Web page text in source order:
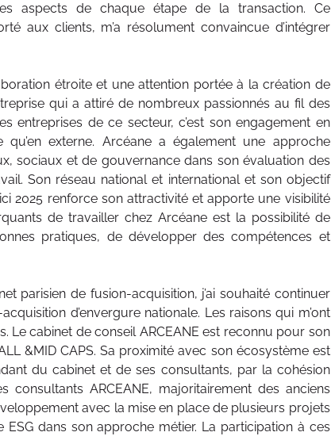
aspects de chaque étape de la transaction. Ce
aux clients, m’a résolument convaincue d’intégrer
étroite et une attention portée à la création de
qui a attiré de nombreux passionnés au fil des
entreprises de ce secteur, c’est son engagement en
externe. Arcéane a également une approche
sociaux et de gouvernance dans son évaluation des
Son réseau national et international et son objectif
2025 renforce son attractivité et apporte une visibilité
de travailler chez Arcéane est la possibilité de
pratiques, de développer des compétences et
parisien de fusion-acquisition, j’ai souhaité continuer
d’envergure nationale. Les raisons qui m’ont
Le cabinet de conseil ARCEANE est reconnu pour son
&MID CAPS. Sa proximité avec son écosystème est
du cabinet et de ses consultants, par la cohésion
ARCEANE, majoritairement des anciens
avec la mise en place de plusieurs projets
dans son approche métier. La participation à ces